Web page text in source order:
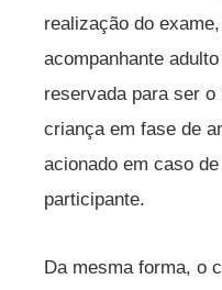
realização do
acompanhante
reservada para ser
criança em fase de
acionado em caso
participante.
Da mesma forma, o